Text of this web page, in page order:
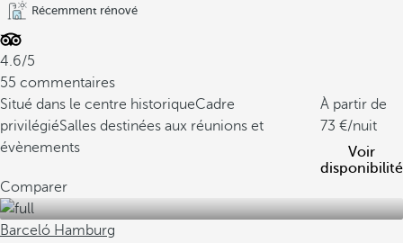
Récemment rénové
4.6/5
55 commentaires
Situé dans le centre historiqueCadre
privilégiéSalles destinées aux réunions et
évènements
À partir de
73
/nuit
Voir
disponibilité
Comparer
Barceló Hamburg